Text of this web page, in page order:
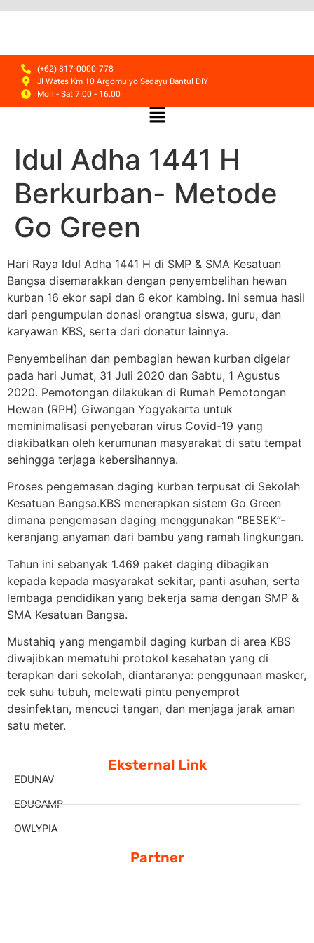
(+62) 817-0000-778
Jl Wates Km 10 Argomulyo Sedayu Bantul DIY
Mon - Sat 7.00 - 16.00
Idul Adha 1441 H
Berkurban- Metode
Go Green
Hari Raya Idul Adha 1441 H di SMP & SMA Kesatuan
Bangsa disemarakkan dengan penyembelihan hewan
kurban 16 ekor sapi dan 6 ekor kambing. Ini semua hasil
dari pengumpulan donasi orangtua siswa, guru, dan
karyawan KBS, serta dari donatur lainnya.
Penyembelihan dan pembagian hewan kurban digelar
pada hari Jumat, 31 Juli 2020 dan Sabtu, 1 Agustus
2020. Pemotongan dilakukan di Rumah Pemotongan
Hewan (RPH) Giwangan Yogyakarta untuk
meminimalisasi penyebaran virus Covid-19 yang
diakibatkan oleh kerumunan masyarakat di satu tempat
sehingga terjaga kebersihannya.
Proses pengemasan daging kurban terpusat di Sekolah
Kesatuan Bangsa.KBS menerapkan sistem Go Green
dimana pengemasan daging menggunakan “BESEK”-
keranjang anyaman dari bambu yang ramah lingkungan.
Tahun ini sebanyak 1.469 paket daging dibagikan
kepada kepada masyarakat sekitar, panti asuhan, serta
lembaga pendidikan yang bekerja sama dengan SMP &
SMA Kesatuan Bangsa.
Mustahiq yang mengambil daging kurban di area KBS
diwajibkan mematuhi protokol kesehatan yang di
terapkan dari sekolah, diantaranya: penggunaan masker,
cek suhu tubuh, melewati pintu penyemprot
desinfektan, mencuci tangan, dan menjaga jarak aman
satu meter.
Eksternal Link
EDUNAV
EDUCAMP
OWLYPIA
Partner